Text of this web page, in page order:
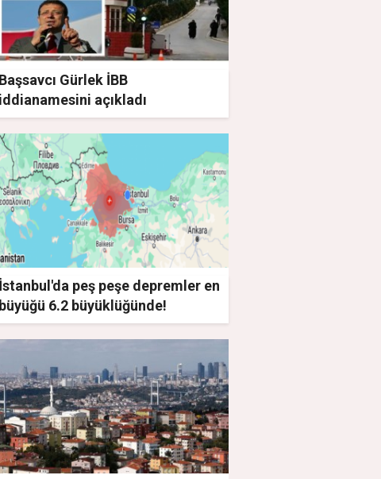
Başsavcı Gürlek İBB
iddianamesini açıkladı
İstanbul'da peş peşe depremler en
büyüğü 6.2 büyüklüğünde!